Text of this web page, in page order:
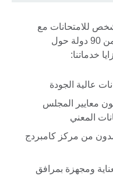
للامتحانات مع
المجلس الثقافي البريطاني في أكثر من 90 دولة حول
خدماتنا:
عالية الجودة
معايير المجلس
المعني
من مركز كامبردج
ومجهزة بمرافق